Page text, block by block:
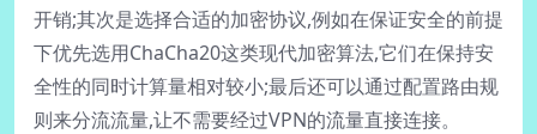
开销;其次是选择合适的加密协议,例如在保证安全的前提
下优先选用ChaCha20这类现代加密算法,它们在保持安
全性的同时计算量相对较小;最后还可以通过配置路由规
则来分流流量,让不需要经过VPN的流量直接连接。